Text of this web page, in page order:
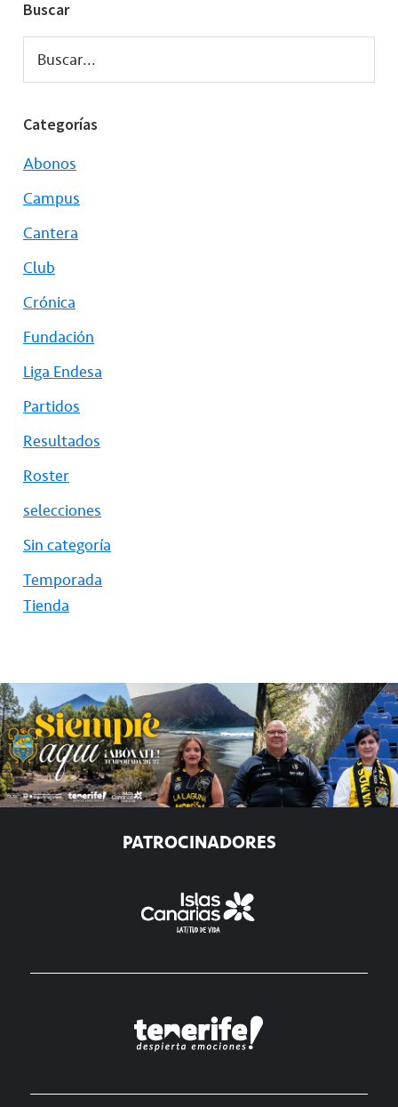
Buscar
Buscar...
Categorías
Abonos
Campus
Cantera
Club
Crónica
Fundación
Liga Endesa
Partidos
Resultados
Roster
selecciones
Sin categoría
Temporada
Tienda
PATROCINADORES